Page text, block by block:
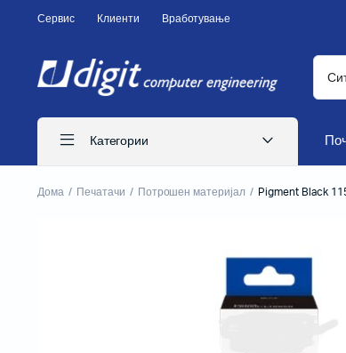
Сервис Клиенти Вработување
Категории
Дома Печатачи Потрошен материјал Pigment Black